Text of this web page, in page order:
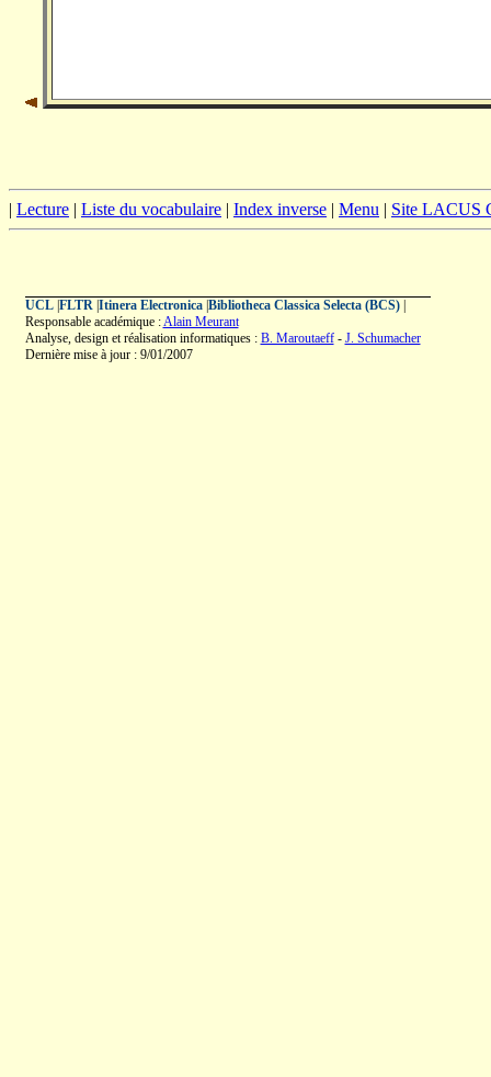
| Lecture | Liste du vocabulaire | Index inverse | Menu | Site LACUS
UCL| FLTR| Itinera Electronica| Bibliotheca Classica Selecta (BCS)|
Responsable académique :Alain Meurant
Analyse, design et réalisation informatiques : B. Maroutaeff- J. Schumacher
Dernière mise à jour : 9/01/2007